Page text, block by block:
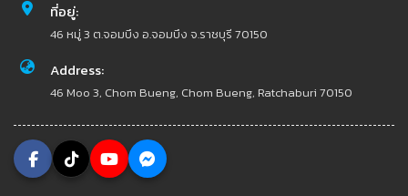
ที่อยู่:
46 หมู่ 3 ต.จอมบึง อ.จอมบึง จ.ราชบุรี 70150
Address:
46 Moo 3, Chom Bueng, Chom Bueng, Ratchaburi 70150